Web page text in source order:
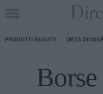
PRODOTTI BEAUTY DIETA